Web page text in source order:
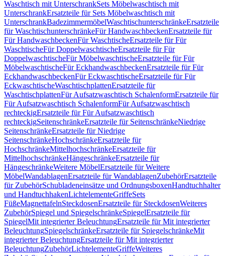
Waschtisch mit UnterschrankSets Möbelwaschtisch mit
UnterschrankErsatzteile für Sets Möbelwaschtisch mit
UnterschrankBadezimmermöbelWaschtischunterschränkeErsatzteile
für WaschtischunterschränkeFür HandwaschbeckenErsatzteile für
Für HandwaschbeckenFür WaschtischeErsatzteile für Für
WaschtischeFür DoppelwaschtischeErsatzteile für Für
DoppelwaschtischeFür MöbelwaschtischeErsatzteile für Für
MöbelwaschtischeFür EckhandwaschbeckenErsatzteile für Für
EckhandwaschbeckenFür EckwaschtischeErsatzteile für Für
EckwaschtischeWaschtischplattenErsatzteile für
WaschtischplattenFür Aufsatzwaschtisch SchalenformErsatzteile für
Für Aufsatzwaschtisch SchalenformFür Aufsatzwaschtisch
rechteckigErsatzteile für Für Aufsatzwaschtisch
rechteckigSeitenschränkeErsatzteile für SeitenschränkeNiedrige
SeitenschränkeErsatzteile für Niedrige
SeitenschränkeHochschränkeErsatzteile für
HochschränkeMittelhochschränkeErsatzteile für
MittelhochschränkeHängeschränkeErsatzteile für
HängeschränkeWeitere MöbelErsatzteile für Weitere
MöbelWandablagenErsatzteile für WandablagenZubehörErsatzteile
für ZubehörSchubladeneinsätze und OrdnungsboxenHandtuchhalter
und HandtuchhakenLichtelementeGriffeSets
FüßeMagnettafelnSteckdosenErsatzteile für SteckdosenWeiteres
ZubehörSpiegel und SpiegelschränkeSpiegelErsatzteile für
SpiegelMit integrierter BeleuchtungErsatzteile für Mit integrierter
BeleuchtungSpiegelschränkeErsatzteile für SpiegelschränkeMit
integrierter BeleuchtungErsatzteile für Mit integrierter
BeleuchtungZubehörLichtelementeGriffeWeiteres